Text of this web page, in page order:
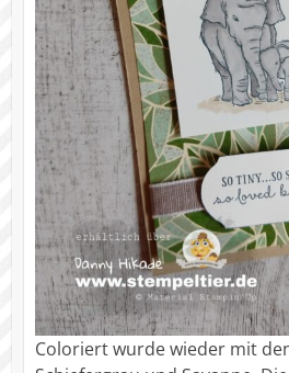
Coloriert wurde wieder mit